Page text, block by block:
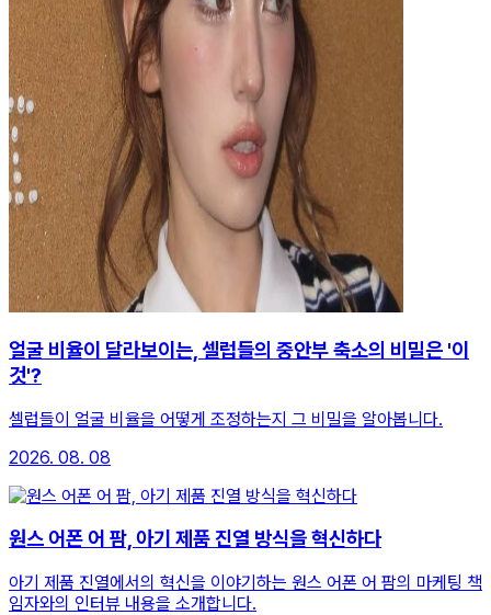
얼굴 비율이 달라보이는, 셀럽들의 중안부 축소의 비밀은 '이
것'?
셀럽들이 얼굴 비율을 어떻게 조정하는지 그 비밀을 알아봅니다.
2026. 08. 08
원스 어폰 어 팜, 아기 제품 진열 방식을 혁신하다
아기 제품 진열에서의 혁신을 이야기하는 원스 어폰 어 팜의 마케팅 책
임자와의 인터뷰 내용을 소개합니다.